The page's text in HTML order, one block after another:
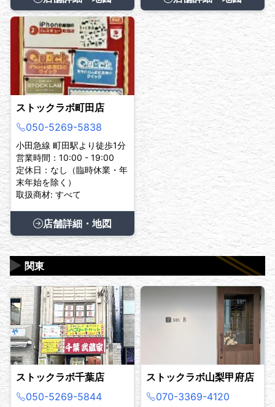
ストックラボ町田店
050-5269-5838
小田急線 町田駅より徒歩1分
営業時間：10:00 - 19:00
定休日：なし（臨時休業・年
末年始を除く）
取扱商材: すべて
店舗詳細・地図
関東
▶
ストックラボ千葉店
050-5269-5844
ストックラボ山梨甲府店
070-3369-4120